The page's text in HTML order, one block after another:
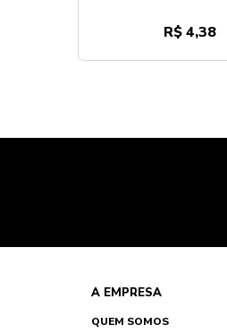
R$ 4,38
A EMPRESA
QUEM SOMOS